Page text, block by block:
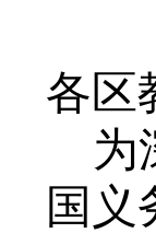
各区
为
国义